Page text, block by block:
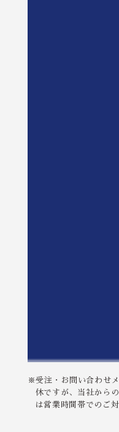
※受注・お問い合わせ
休ですが、当社から
は営業時間帯でのご